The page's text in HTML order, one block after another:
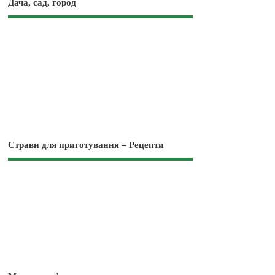
Дача, сад, город
Страви для приготування – Рецепти